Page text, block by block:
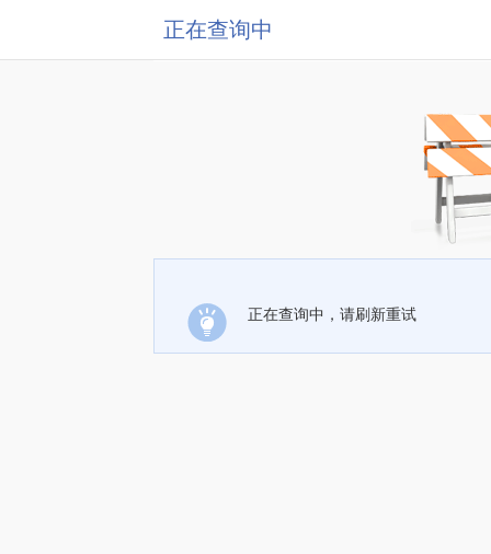
正在查询中
正在查询中，请刷新重试